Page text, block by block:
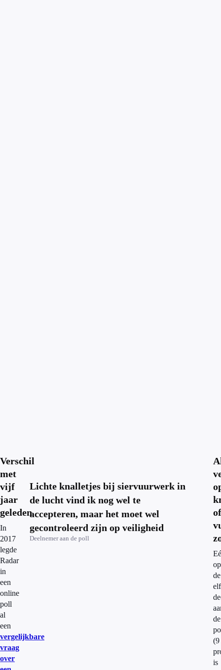
Verschil
met
vijf
jaar
geleden
In
2017
legde
Radar
in
een
online
poll
al
een
vergelijkbare
vraag
over
Lichte knalletjes bij siervuurwerk in
de lucht vind ik nog wel te
accepteren, maar het moet wel
gecontroleerd zijn op veiligheid
Deelnemer aan de poll
of
op
de
elf
de
(9
is